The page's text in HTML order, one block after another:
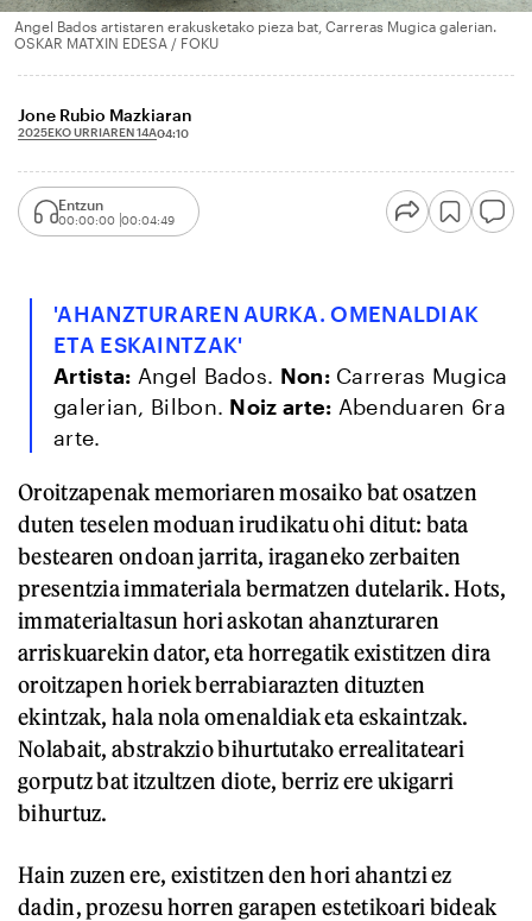
Angel Bados artistaren erakusketako pieza bat, Carreras Mugica galerian.
OSKAR MATXIN EDESA / FOKU
Jone Rubio Mazkiaran
2025EKO URRIAREN 14A04:10
Entzun
00:00:00 00:04:49
'AHANZTURAREN AURKA. OMENALDIAK
ETA ESKAINTZAK'
Artista: Angel Bados. Non:Carreras Mugica
galerian, Bilbon. Noiz arte: Abenduaren 6ra
arte.
Oroitzapenak memoriaren mosaiko bat osatzen
duten teselen moduan irudikatu ohi ditut: bata
bestearen ondoan jarrita, iraganeko zerbaiten
presentzia immateriala bermatzen dutelarik. Hots,
immaterialtasun hori askotan ahanzturaren
arriskuarekin dator, eta horregatik existitzen dira
oroitzapen horiek berrabiarazten dituzten
ekintzak, hala nola omenaldiak eta eskaintzak.
Nolabait, abstrakzio bihurtutako errealitateari
gorputz bat itzultzen diote, berriz ere ukigarri
bihurtuz.
Hain zuzen ere, existitzen den hori ahantzi ez
dadin, prozesu horren garapen estetikoari bideak